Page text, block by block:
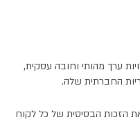
ערך מהותי וחובה עסקית,
החברתית שלה.
הזכות הבסיסית של כל לקוח